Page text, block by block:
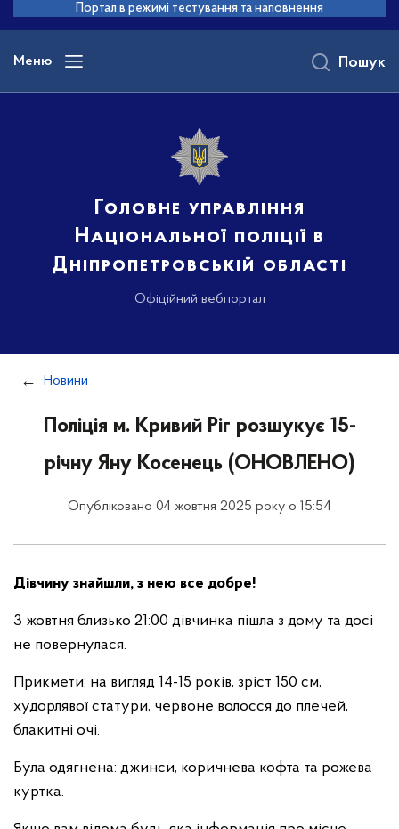
основного
вмісту
Портал в режимі тестування та наповнення
Меню
Головне управління
Національної поліції в
Дніпропетровській області
Офіційний вебпортал
Пошук
Новини
Поліція м. Кривий Ріг розшукує 15-
річну Яну Косенець (ОНОВЛЕНО)
Опубліковано 04 жовтня 2025 року о 15:54
Дівчину знайшли, з нею все добре!
3 жовтня близько 21:00 дівчинка пішла з дому та досі
не повернулася.
Прикмети: на вигляд 14-15 років, зріст 150 см,
худорлявої статури, червоне волосся до плечей,
блакитні очі.
Була одягнена: джинси, коричнева кофта та рожева
куртка.